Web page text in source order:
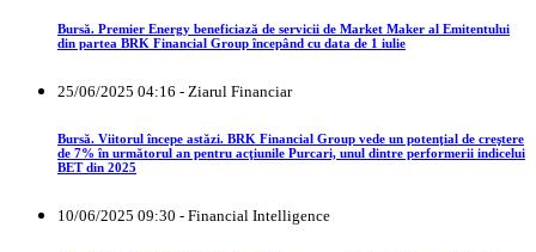
Bursă. Premier Energy beneficiază de servicii de Market Maker al Emitentului
din partea BRK Financial Group începând cu data de 1 iulie
25/06/2025 04:16 - Ziarul Financiar
Bursă. Viitorul începe astăzi. BRK Financial Group vede un potenţial de creştere
de 7% în următorul an pentru acţiunile Purcari, unul dintre performerii indicelui
BET din 2025
10/06/2025 09:30 - Financial Intelligence